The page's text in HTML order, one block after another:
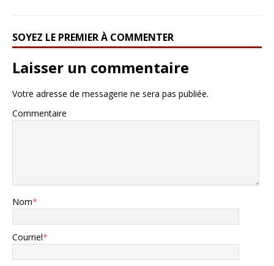
SOYEZ LE PREMIER À COMMENTER
Laisser un commentaire
Votre adresse de messagerie ne sera pas publiée.
Commentaire
Nom*
Courriel*